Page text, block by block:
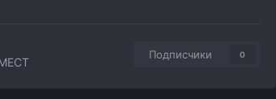
Подписчики 0